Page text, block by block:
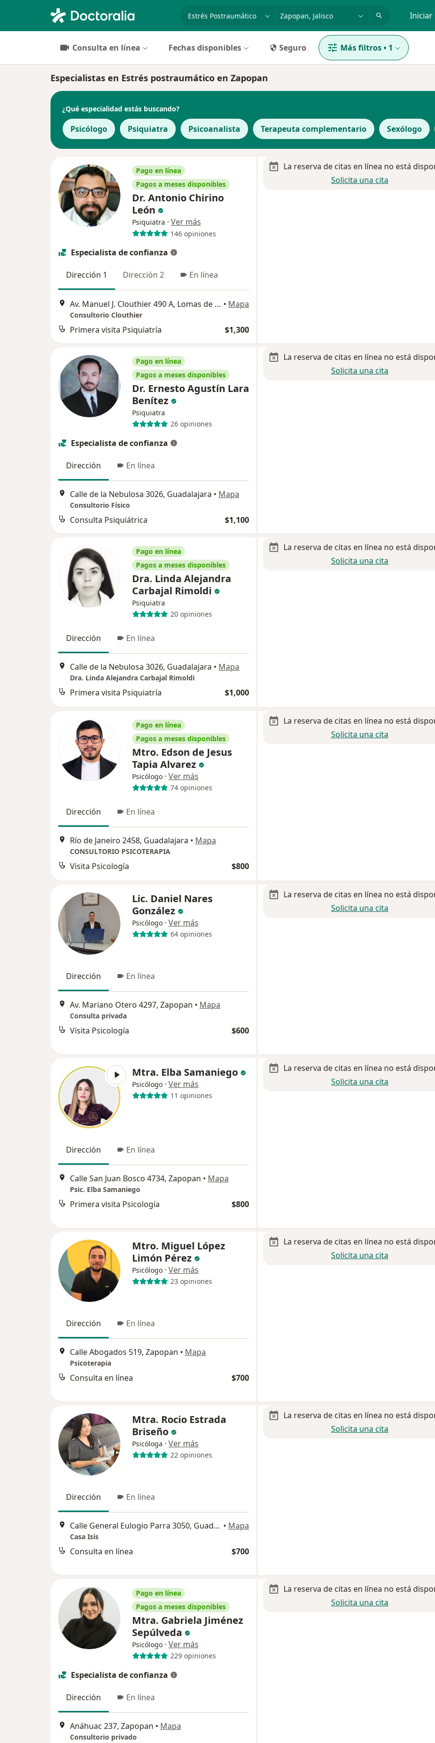
especialidad, enfermedad o nombre Iniciar
Consulta en línea Fechas disponibles Seguro Más filtros• 1
Especialistas en Estrés postraumático en Zapopan
¿Qué especialidad estás buscando?
Psicólogo Psiquiatra Psicoanalista Terapeuta complementario Sexólogo
Pago en línea
Pagos a meses disponibles
Dr. Antonio Chirino
León
Psiquiatra · Ver más
146 opiniones
Especialista de confianza
Dirección 1 Dirección 2 En línea
Av. Manuel J. Clouthier 490 A, Lomas de Guadalupe., Zapopan • Mapa
Consultorio Clouthier
Primera visita Psiquiatría $1,300
La reserva de citas en línea no está
Solicita una cita
Pago en línea
Pagos a meses disponibles
Dr. Ernesto Agustín Lara
Benítez
Psiquiatra
26 opiniones
Especialista de confianza
Dirección En línea
Calle de la Nebulosa 3026, Guadalajara • Mapa
Consultorio Físico
Consulta Psiquiátrica $1,100
La reserva de citas en línea no está
Solicita una cita
Pago en línea
Pagos a meses disponibles
Dra. Linda Alejandra
Carbajal Rimoldi
Psiquiatra
20 opiniones
Dirección En línea
Calle de la Nebulosa 3026, Guadalajara • Mapa
Dra. Linda Alejandra Carbajal Rimoldi
Primera visita Psiquiatría $1,000
La reserva de citas en línea no está
Solicita una cita
Pago en línea
Pagos a meses disponibles
Mtro. Edson de Jesus
Tapia Alvarez
Psicólogo · Ver más
74 opiniones
Dirección En línea
Río de Janeiro 2458, Guadalajara • Mapa
CONSULTORIO PSICOTERAPIA
Visita Psicología $800
La reserva de citas en línea no está
Solicita una cita
Lic. Daniel Nares
González
Psicólogo · Ver más
64 opiniones
Dirección En línea
Av. Mariano Otero 4297, Zapopan • Mapa
Consulta privada
Visita Psicología $600
La reserva de citas en línea no está
Solicita una cita
Mtra. Elba Samaniego
Psicólogo · Ver más
11 opiniones
Dirección En línea
Calle San Juan Bosco 4734, Zapopan • Mapa
Psic. Elba Samaniego
Primera visita Psicología $800
La reserva de citas en línea no está
Solicita una cita
Mtro. Miguel López
Limón Pérez
Psicólogo · Ver más
23 opiniones
Dirección En línea
Calle Abogados 519, Zapopan • Mapa
Psicoterapia
Consulta en línea $700
La reserva de citas en línea no está
Solicita una cita
Mtra. Rocio Estrada
Briseño
Psicóloga · Ver más
22 opiniones
Dirección En línea
Calle General Eulogio Parra 3050, Guadalajara • Mapa
Casa Isis
Consulta en línea $700
La reserva de citas en línea no está
Solicita una cita
Pago en línea
Pagos a meses disponibles
Mtra. Gabriela Jiménez
Sepúlveda
Psicólogo · Ver más
229 opiniones
Especialista de confianza
Dirección En línea
Anáhuac 237, Zapopan • Mapa
Consultorio privado
La reserva de citas en línea no está
Solicita una cita